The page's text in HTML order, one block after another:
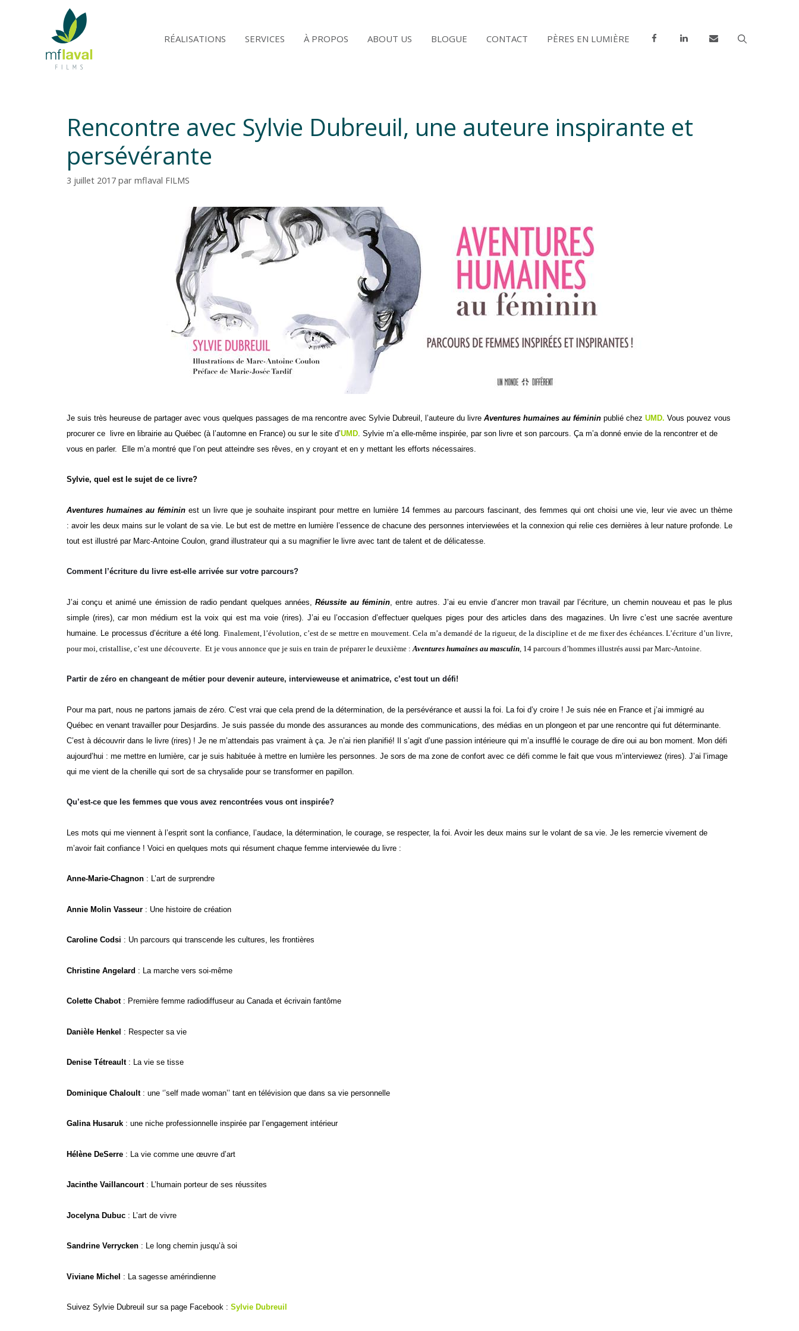
RÉALISATIONS SERVICES À PROPOS ABOUT US BLOGUE CONTACT PÈRES EN LUMIÈRE
Rencontre avec Sylvie Dubreuil, une auteure inspirante et
persévérante
3 juillet 2017 par mflaval FILMS
Je suis très heureuse de partager avec vous quelques passages de ma rencontre avec Sylvie Dubreuil, l’auteure du livre Aventures humaines au féminin publié chez UMD. Vous pouvez vous
procurer ce livre en librairie au Québec (à l’automne en France) ou sur le site d’UMD Sylvie m’a elle-même inspirée, par son livre et son parcours. Ça m’a donné envie de la rencontrer et de
vous en parler.
Elle m’a montré que l’on peut atteindre ses rêves, en y croyant et en y mettant les efforts nécessaires.
Sylvie, quel est le sujet de ce livre?
Aventures humaines au féminin est un livre que je souhaite inspirant pour mettre en lumière 14 femmes au parcours fascinant, des femmes qui ont choisi une vie, leur vie avec un thème
: avoir les deux mains sur le volant de sa vie. Le but est de mettre en lumière l’essence de chacune des personnes interviewées et la connexion qui relie ces dernières à leur nature profonde. Le
tout est illustré par Marc-Antoine Coulon, grand illustrateur qui a su magnifier le livre avec tant de talent et de délicatesse.
Comment l’écriture du livre est-elle arrivée sur votre parcours?
J’ai conçu et animé une émission de radio pendant quelques années,Réussite au féminin, entre autres. J’ai eu envie d’ancrer mon travail par l’écriture, un chemin nouveau et pas le plus
simple (rires), car mon médium est la voix qui est ma voie (rires). J’ai eu l’occasion d’effectuer quelques piges pour des articles dans des magazines. Un livre c’est une sacrée aventure
humaine. Le processus d’écriture a été long. Finalement, l’évolution, c’est de se mettre en mouvement. Cela m’a demandé de la rigueur, de la discipline et de me fixer des échéances. L’écriture d’un livre,
pour moi, cristallise, c’est une découverte. Et je vous annonce que je suis en train de préparer le deuxième : Aventures humaines au masculin , 14 parcours d’hommes illustrés aussi par Marc-Antoine.
Partir de zéro en changeant de métier pour devenir auteure, intervieweuse et animatrice, c’est tout un défi!
Pour ma part, nous ne partons jamais de zéro. C’est vrai que cela prend de la détermination, de la persévérance et aussi la foi. La foi d’y croire ! Je suis née en France et j’ai immigré au
Québec en venant travailler pour Desjardins. Je suis passée du monde des assurances au monde des communications, des médias en un plongeon et par une rencontre qui fut déterminante.
C’est à découvrir dans le livre (rires) ! Je ne m’attendais pas vraiment à ça. Je n’ai rien planifié! Il s’agit d’une passion intérieure qui m’a insufflé le courage de dire oui au bon moment. Mon défi
aujourd’hui : me mettre en lumière, car je suis habituée à mettre en lumière les personnes. Je sors de ma zone de confort avec ce défi comme le fait que vous m’interviewez (rires). J’ai l’image
qui me vient de la chenille qui sort de sa chrysalide pour se transformer en papillon.
Qu’est-ce que les femmes que vous avez rencontrées vous ont inspirée?
Les mots qui me viennent à l’esprit sont la confiance, l’audace, la détermination, le courage, se respecter, la foi. Avoir les deux mains sur le volant de sa vie. Je les remercie vivement de
m’avoir fait confiance ! Voici en quelques mots qui résument chaque femme interviewée du livre :
Anne-Marie-Chagnon : L’art de surprendre
Annie Molin Vasseur : Une histoire de création
Caroline Codsi : Un parcours qui transcende les cultures, les frontières
Christine Angelard : La marche vers soi-même
Colette Chabot: Première femme radiodiffuseur au Canada et écrivain fantôme
Danièle Henkel : Respecter sa vie
Denise Tétreault: La vie se tisse
Dominique Chaloult: une ‘’self made woman’’ tant en télévision que dans sa vie personnelle
Galina Husaruk : une niche professionnelle inspirée par l’engagement intérieur
Hélène DeSerre : La vie comme une œuvre d’art
Jacinthe Vaillancourt: L’humain porteur de ses réussites
Jocelyna Dubuc : L’art de vivre
Sandrine Verrycken : Le long chemin jusqu’à soi
Viviane Michel : La sagesse amérindienne
Suivez Sylvie Dubreuil sur sa page Facebook : Sylvie Dubreuil